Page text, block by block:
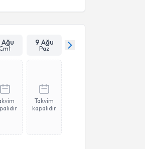
Ağu 9 Ağu
Paz
Takvim
kapalıdır